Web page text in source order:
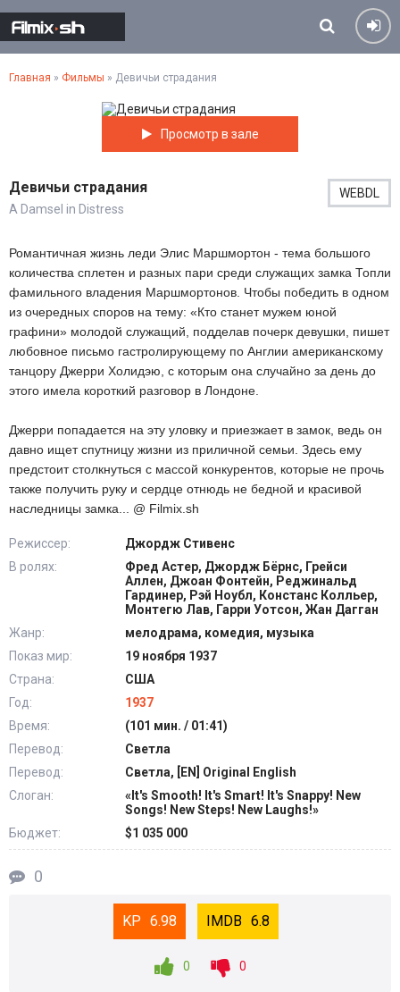
Главная » Фильмы » Девичьи страдания
Просмотр в зале
Девичьи страдания
A Damsel in Distress
WEBDL
Романтичная жизнь леди Элис Маршмортон - тема большого
количества сплетен и разных пари среди служащих замка Топли
фамильного владения Маршмортонов. Чтобы победить в одном
из очередных споров на тему: «Кто станет мужем юной
графини» молодой служащий, подделав почерк девушки, пишет
любовное письмо гастролирующему по Англии американскому
танцору Джерри Холидэю, с которым она случайно за день до
этого имела короткий разговор в Лондоне.
Джерри попадается на эту уловку и приезжает в замок, ведь он
давно ищет спутницу жизни из приличной семьи. Здесь ему
предстоит столкнуться с массой конкурентов, которые не прочь
также получить руку и сердце отнюдь не бедной и красивой
наследницы замка... @ Filmix.sh
Режиссер:
Джордж Стивенс
В ролях:
Фред Астер, Джордж Бёрнс, Грейси
Аллен, Джоан Фонтейн, Реджинальд
Гардинер, Рэй Ноубл, Констанс Колльер,
Монтегю Лав, Гарри Уотсон, Жан Дагган
Жанр:
мелодрама, комедия, музыка
Показ мир:
19 ноября 1937
Страна:
США
Год:
1937
Время:
(101 мин. / 01:41)
Перевод:
Светла
Перевод:
Светла, [EN] Original English
Слоган:
«It's Smooth! It's Smart! It's Snappy! New
Songs! New Steps! New Laughs!»
Бюджет:
$1 035 000
0
6.98 6.8
0 0